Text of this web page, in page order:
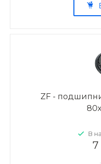
ZF -
В
7